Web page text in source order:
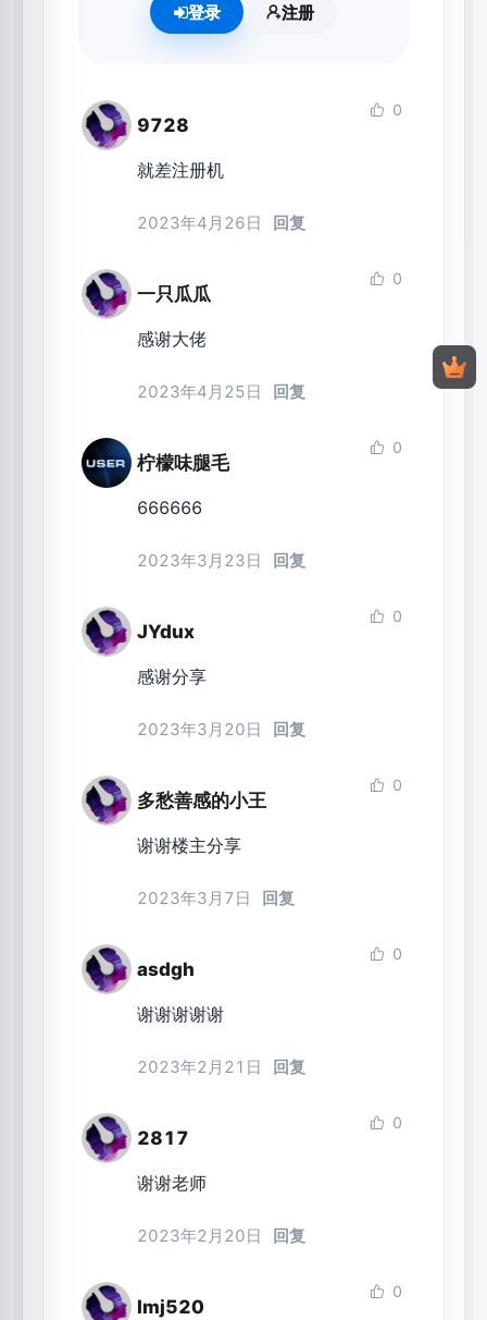
登录 注册
9728
0
就差注册机
2023年4月26日 回复
一只瓜瓜
0
感谢大佬
2023年4月25日 回复
柠檬味腿毛
0
666666
2023年3月23日 回复
JYdux
0
感谢分享
2023年3月20日 回复
多愁善感的小王
0
谢谢楼主分享
2023年3月7日 回复
asdgh
0
谢谢谢谢谢
2023年2月21日 回复
2817
0
谢谢老师
2023年2月20日 回复
lmj520
0